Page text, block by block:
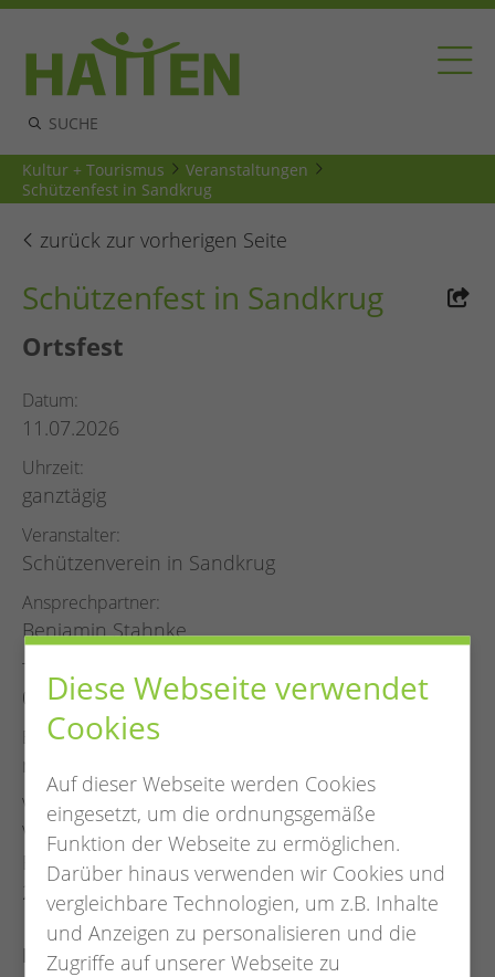
Kultur + Tourismus
Veranstaltungen
Schützenfest in Sandkrug
zurück zur vorherigen Seite
Schützenfest in Sandkrug
Ortsfest
Datum
11.07.2026
Uhrzeit
ganztägig
Veranstalter
Schützenverein in Sandkrug
Ansprechpartner
Benjamin Stahnke
Telefon
04481 7770
E-Mail
Veranstaltungsort
Vereinsheim
Blumenstraße 1
26209 Sandkrug
Freitag:
Diese Webseite verwendet
Cookies
Auf dieser Webseite werden Cookies
eingesetzt, um die ordnungsgemäße
Funktion der Webseite zu ermöglichen.
Darüber hinaus verwenden wir Cookies und
vergleichbare Technologien, um z.B. Inhalte
und Anzeigen zu personalisieren und die
Zugriffe auf unserer Webseite zu